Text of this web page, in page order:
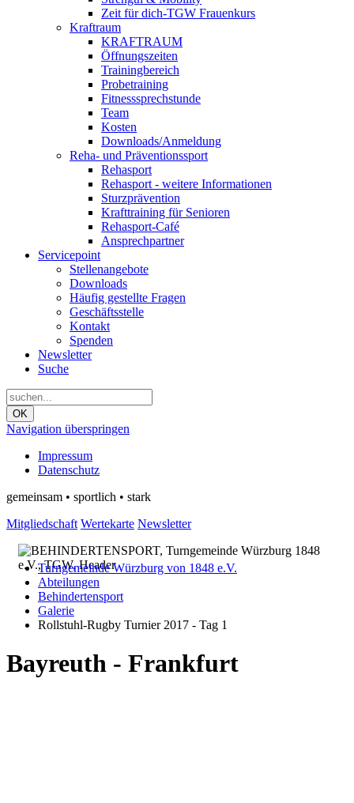
Zeit für dich-TGW Frauenkurs
Kraftraum
KRAFTRAUM
Öffnungszeiten
Trainingbereich
Probetraining
Fitnesssprechstunde
Team
Kosten
Downloads/Anmeldung
Reha- und Präventionssport
Rehasport
Rehasport - weitere Informationen
Sturzprävention
Krafttraining für Senioren
Rehasport-Café
Ansprechpartner
Servicepoint
Stellenangebote
Downloads
Häufig gestellte Fragen
Geschäftsstelle
Kontakt
Spenden
Newsletter
Suche
OK
Navigation überspringen
Impressum
Datenschutz
gemeinsam • sportlich • stark
Mitgliedschaft Wertekarte Newsletter
Turngemeinde Würzburg von 1848 e.V.
Abteilungen
Behindertensport
Galerie
Rollstuhl-Rugby Turnier 2017 - Tag 1
Bayreuth - Frankfurt